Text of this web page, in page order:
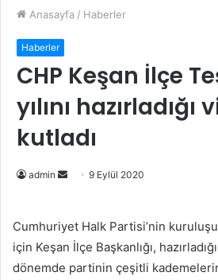
Anasayfa / Haberler
Haberler
CHP Keşan İlçe
yılını hazırladığı
kutladı
admin
Bir
göndermek
9 Eylül 2020
Cumhuriyet Halk Partisi’nin
için Keşan İlçe Başkanlığı,
dönemde partinin çeşitli